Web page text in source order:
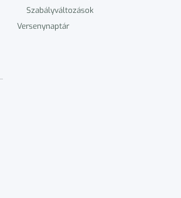
Szabályváltozások
Versenynaptár